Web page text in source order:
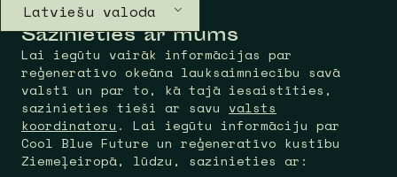
Latviešu valoda
Sazinieties ar mums
Lai iegūtu vairāk informācijas par
reģeneratīvo okeāna lauksaimniecību savā
valstī un par to, kā tajā iesaistīties,
sazinieties tieši ar savu valsts
koordinatoru . Lai iegūtu informāciju par
Cool Blue Future un reģeneratīvo kustību
Ziemeļeiropā, lūdzu, sazinieties ar: